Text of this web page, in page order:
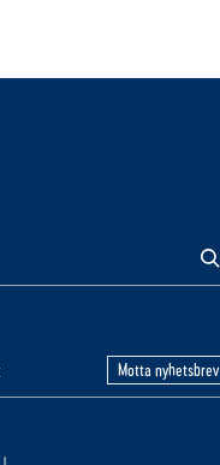
Motta nyhetsbrev